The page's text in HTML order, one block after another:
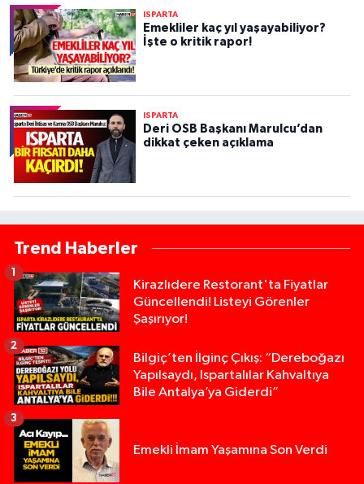
ISPARTA
Emekliler kaç yıl yaşayabiliyor?
İşte o kritik rapor!
ISPARTA
Deri OSB Başkanı Marulcu’dan
dikkat çeken açıklama
Trend Haberler
Kirazlıdere Restorant'ta Fiyatlar
Güncellendi! Listeyi Görenler
Şaşırıyor!
1
Bilgiç’ten İlginç Çıkış: “Dereboğazı
Yapılsaydı, Ispartalılar Kahvaltıya
Bile Antalya’ya Giderdi”
2
Emekli İmam Yaşamına Son Verdi
3